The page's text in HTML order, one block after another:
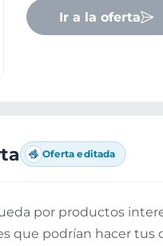
Ir a la oferta
Oferta editada
por productos
que podrían hacer tus